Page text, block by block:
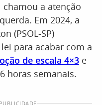
chamou a atenção
Em 2024, a
(PSOL-SP)
para acabar com a
de escala 4×3 e
horas semanais.